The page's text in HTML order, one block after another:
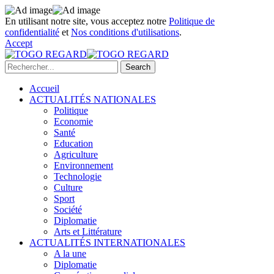
En utilisant notre site, vous acceptez notre Politique de
confidentialité et Nos conditions d'utilisations.
Accept
Accueil
ACTUALITÉS NATIONALES
Politique
Economie
Santé
Education
Agriculture
Environnement
Technologie
Culture
Sport
Société
Diplomatie
Arts et Littérature
ACTUALITÉS INTERNATIONALES
A la une
Diplomatie